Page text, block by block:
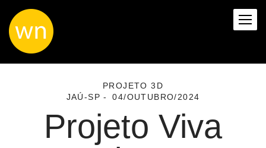
PROJETO 3D
JAÚ-SP
04/OUTUBRO/2024
Projeto Viva